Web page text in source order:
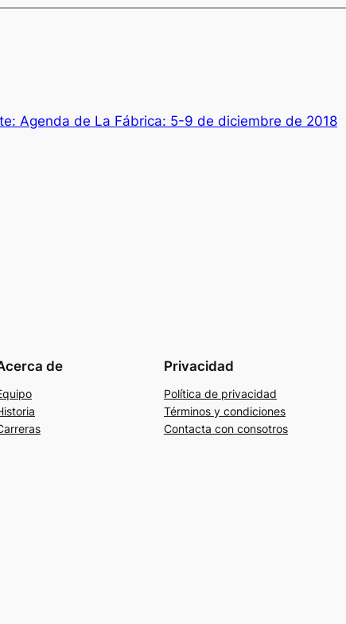
Agenda de La Fábrica: 5-9 de diciembre de 2018
de Privacidad
Política de privacidad
Términos y condiciones
Contacta con consotros